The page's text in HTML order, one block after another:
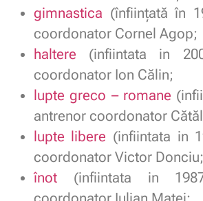
gimnastica (înfiinţată în
coordonator Cornel Agop;
haltere (infiintata in
coordonator Ion Călin;
lupte greco – romane
antrenor coordonator
lupte libere (infiintata in
coordonator Victor Donciu;
înot(infiintata in